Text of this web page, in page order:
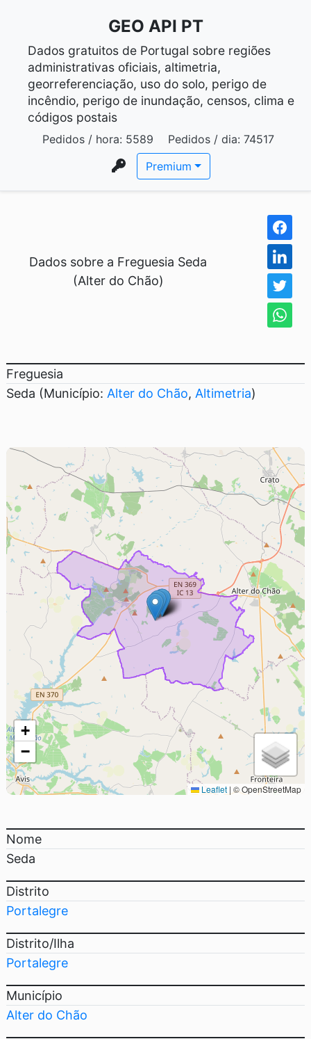
GEO API PT
Dados gratuitos de Portugal sobre regiões
administrativas oficiais, altimetria,
georreferenciação, uso do solo, perigo de
incêndio, perigo de inundação, censos, clima e
códigos postais
Pedidos / hora: 5589 Pedidos / dia: 74517
Premium
Dados sobre a Freguesia Seda
(Alter do Chão)
Freguesia
Seda (Município: Alter do Chão, Altimetria)
+
−
Leaflet | © OpenStreetMap
Nome
Seda
Distrito
Portalegre
Distrito/Ilha
Portalegre
Município
Alter do Chão